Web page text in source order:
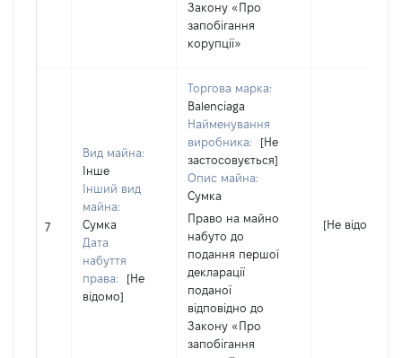
Закону «Про
запобігання
корупції»
7
Вид майна:
Інше
Інший вид
майна:
Сумка
Дата
набуття
права:
[Не
відомо]
Торгова марка:
Balenciaga
Найменування
виробника:
[Не
застосовується]
Опис майна:
Сумка
Право на майно
набуто до
подання першої
декларації
поданої
відповідно до
Закону «Про
запобігання
[Не відомо]